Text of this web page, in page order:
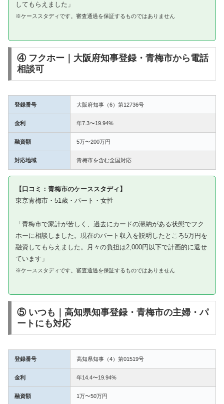
してもらえました」
※ケーススタディです。審査通過を保証するものではありません
④ フクホー｜大阪府知事登録・青梅市から電話
相談可
登録番号 大阪府知事（6）第12736号
金利 年7.3〜19.94%
融資額 5万〜200万円
対応地域 青梅市を含む全国対応
【口コミ：青梅市のケーススタディ】
東京青梅市・51歳・パート・女性
「青梅市で家計が苦しく、過去にカードの滞納がある状態でフク
ホーに相談しました。現在のパート収入を説明したところ5万円を
融資してもらえました。月々の負担は2,000円以下で計画的に返せ
ています」
※ケーススタディです。審査通過を保証するものではありません
⑤ いつも｜高知県知事登録・青梅市の主婦・パ
ートにも対応
登録番号 高知県知事（4）第01519号
金利 年14.4〜19.94%
融資額 1万〜50万円